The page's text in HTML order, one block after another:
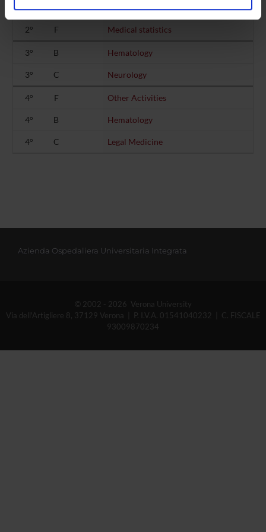
analizzare il nostro traffico. Condividiamo inoltre
pubblicità e social media, i quali potrebbero combinarle
raccolto dal tuo utilizzo dei loro servizi.
2° B Hematology
2° F Medical statistics
3° B Hematology
3° C Neurology
4° F Other Activities
4° B Hematology
4° C Legal Medicine
Azienda Ospedaliera Universitaria Integrata
© 2002 - 2026 Verona University
Via dell'Artigliere 8, 37129 Verona | P. I.V.A. 01541040232 | C. FISCALE
93009870234